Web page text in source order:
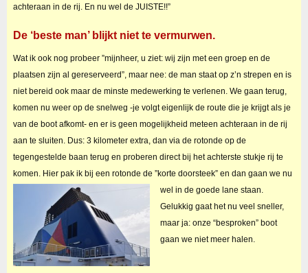
achteraan in de rij. En nu wel de JUISTE!!”
De ‘beste man’ blijkt niet te vermurwen.
Wat ik ook nog probeer ”mijnheer, u ziet: wij zijn met een groep en de
plaatsen zijn al gereserveerd”, maar nee: de man staat op z’n strepen en is
niet bereid ook maar de minste medewerking te verlenen. We gaan terug,
komen nu weer op de snelweg -je volgt eigenlijk de route die je krijgt als je
van de boot afkomt- en er is geen mogelijkheid meteen achteraan in de rij
aan te sluiten. Dus: 3 kilometer extra, dan via de rotonde op de
tegengestelde baan terug en proberen direct bij het achterste stukje rij te
komen. Hier pak ik bij een rotonde de ”korte doorsteek” en dan gaan we nu
wel in de goede lane staan.
Gelukkig gaat het nu veel sneller,
maar ja: onze “besproken” boot
gaan we niet meer halen.